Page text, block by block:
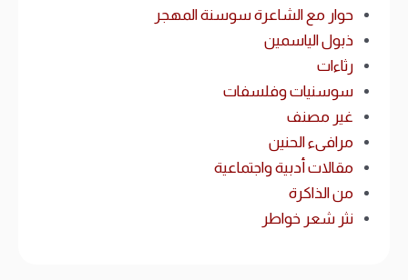
حوار مع الشاعرة سوسنة المهجر
ذبول الياسمين
رثاءات
سوسنيات وفلسفات
غير مصنف
مرافىء الحنين
مقالات أدبية واجتماعية
من الذاكرة
نثر شعر خواطر